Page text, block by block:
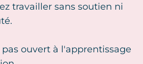
travailler sans soutien ni
ouvert à l'apprentissage